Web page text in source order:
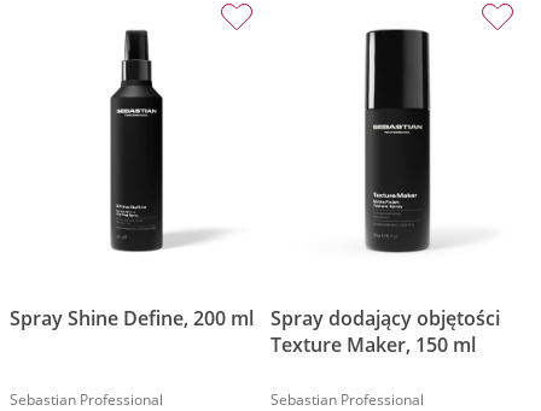
Spray Shine Define, 200 ml
Sebastian Professional
Spray dodający objętości
Texture Maker, 150 ml
Sebastian Professional